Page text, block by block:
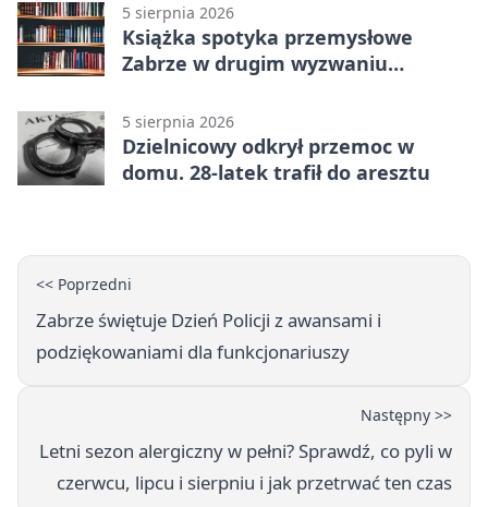
5 sierpnia 2026
Książka spotyka przemysłowe
Zabrze w drugim wyzwaniu
5 sierpnia 2026
Dzielnicowy odkrył przemoc w
domu. 28-latek trafił do aresztu
<< Poprzedni
Zabrze świętuje Dzień Policji z awansami i
podziękowaniami dla funkcjonariuszy
Następny >>
Letni sezon alergiczny w pełni? Sprawdź, co pyli w
czerwcu, lipcu i sierpniu i jak przetrwać ten czas